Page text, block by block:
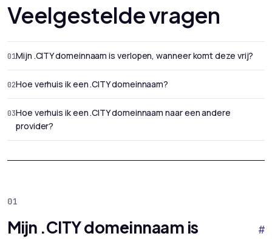
Veelgestelde vragen
Mijn .CITY domeinnaam is verlopen, wanneer komt deze vrij?
Hoe verhuis ik een .CITY domeinnaam?
Hoe verhuis ik een .CITY domeinnaam naar een andere
provider?
Mijn .CITY domeinnaam is
#